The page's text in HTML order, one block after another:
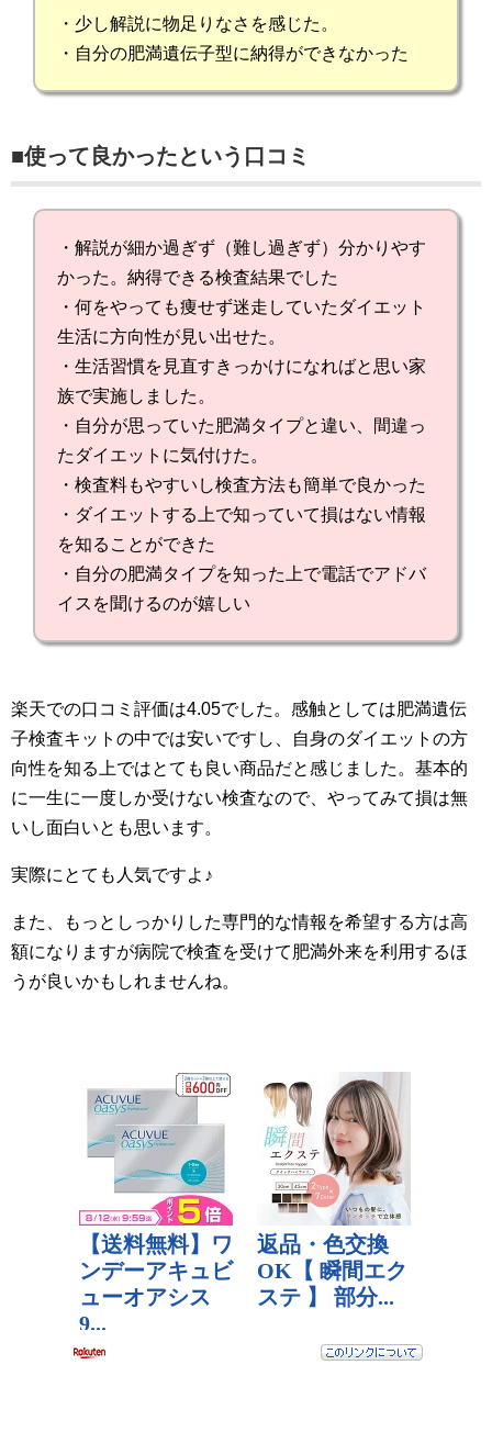
・少し解説に物足りなさを感じた。
・自分の肥満遺伝子型に納得ができなかった
■使って良かったという口コミ
・解説が細か過ぎず（難し過ぎず）分かりやす
かった。納得できる検査結果でした
・何をやっても痩せず迷走していたダイエット
生活に方向性が見い出せた。
・生活習慣を見直すきっかけになればと思い家
族で実施しました。
・自分が思っていた肥満タイプと違い、間違っ
たダイエットに気付けた。
・検査料もやすいし検査方法も簡単で良かった
・ダイエットする上で知っていて損はない情報
を知ることができた
・自分の肥満タイプを知った上で電話でアドバ
イスを聞けるのが嬉しい
楽天での口コミ評価は4.05でした。感触としては肥満遺伝
子検査キットの中では安いですし、自身のダイエットの方
向性を知る上ではとても良い商品だと感じました。基本的
に一生に一度しか受けない検査なので、やってみて損は無
いし面白いとも思います。
実際にとても人気ですよ♪
また、もっとしっかりした専門的な情報を希望する方は高
額になりますが病院で検査を受けて肥満外来を利用するほ
うが良いかもしれませんね。